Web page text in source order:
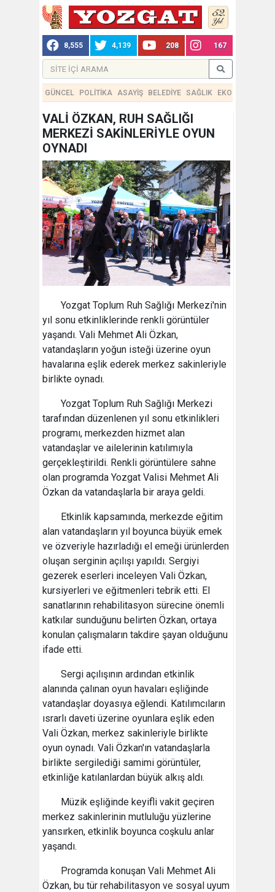
8,555 4,139 208 167
GÜNCEL POLİTİKA ASAYİŞ BELEDİYE SAĞLIK EKONOMİ
VALİ ÖZKAN, RUH SAĞLIĞI
MERKEZİ SAKİNLERİYLE OYUN
OYNADI
Yozgat Toplum Ruh Sağlığı Merkezi'nin
yıl sonu etkinliklerinde renkli görüntüler
yaşandı. Vali Mehmet Ali Özkan,
vatandaşların yoğun isteği üzerine oyun
havalarına eşlik ederek merkez sakinleriyle
birlikte oynadı.
Yozgat Toplum Ruh Sağlığı Merkezi
tarafından düzenlenen yıl sonu etkinlikleri
programı, merkezden hizmet alan
vatandaşlar ve ailelerinin katılımıyla
gerçekleştirildi. Renkli görüntülere sahne
olan programda Yozgat Valisi Mehmet Ali
Özkan da vatandaşlarla bir araya geldi.
Etkinlik kapsamında, merkezde eğitim
alan vatandaşların yıl boyunca büyük emek
ve özveriyle hazırladığı el emeği ürünlerden
oluşan serginin açılışı yapıldı. Sergiyi
gezerek eserleri inceleyen Vali Özkan,
kursiyerleri ve eğitmenleri tebrik etti. El
sanatlarının rehabilitasyon sürecine önemli
katkılar sunduğunu belirten Özkan, ortaya
konulan çalışmaların takdire şayan olduğunu
ifade etti.
Sergi açılışının ardından etkinlik
alanında çalınan oyun havaları eşliğinde
vatandaşlar doyasıya eğlendi. Katılımcıların
ısrarlı daveti üzerine oyunlara eşlik eden
Vali Özkan, merkez sakinleriyle birlikte
oyun oynadı. Vali Özkan'ın vatandaşlarla
birlikte sergilediği samimi görüntüler,
etkinliğe katılanlardan büyük alkış aldı.
Müzik eşliğinde keyifli vakit geçiren
merkez sakinlerinin mutluluğu yüzlerine
yansırken, etkinlik boyunca coşkulu anlar
yaşandı.
Programda konuşan Vali Mehmet Ali
Özkan, bu tür rehabilitasyon ve sosyal uyum